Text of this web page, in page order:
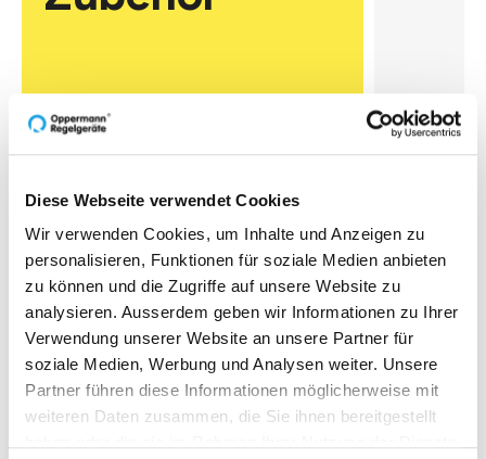
Diese Webseite verwendet Cookies
Wir verwenden Cookies, um Inhalte und Anzeigen zu
personalisieren, Funktionen für soziale Medien anbieten
zu können und die Zugriffe auf unsere Website zu
analysieren. Ausserdem geben wir Informationen zu Ihrer
Verwendung unserer Website an unsere Partner für
soziale Medien, Werbung und Analysen weiter. Unsere
Partner führen diese Informationen möglicherweise mit
weiteren Daten zusammen, die Sie ihnen bereitgestellt
Anzeige- &
Passt auf
mit aktiven
mit Flach-
bandkabel
Anpassung